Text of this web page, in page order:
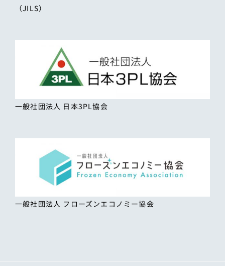
（JILS）
一般社団法人 日本3PL協会
一般社団法人 フローズンエコノミー協会